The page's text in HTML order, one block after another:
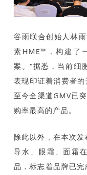
谷雨联合创始人林
素HME™，构建了
案。”据悉，当前细
表现印证着消费者
至今全渠道GMV已
购率最高的产品。
除此以外，在本次
导水、眼霜、面霜
品，标志着品牌已完